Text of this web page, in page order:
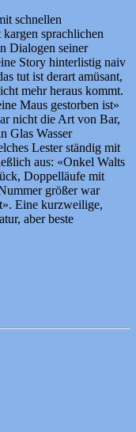
schnellen
sprachlichen
Dialogen seiner
Story hinterlistig naiv
tut ist derart amüsant,
mehr heraus kommt.
Maus gestorben ist»
nicht die Art von Bar,
Glas Wasser
Lester ständig mit
aus: «Onkel Walts
Doppelläufe mit
größer war
Eine kurzweilige,
aber beste